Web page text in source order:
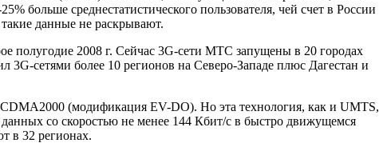
больше среднестатистического пользователя, чей счет в России
данные не раскрывают.
полугодие 2008 г. Сейчас 3G-сети МТС запущены в 20 городах
сетями более 10 регионов на Северо-Западе плюс Дагестан и
(модификация EV-DO). Но эта технология, как и UMTS,
данных со скоростью не менее 144 Кбит/с в быстро движущемся
в 32 регионах.